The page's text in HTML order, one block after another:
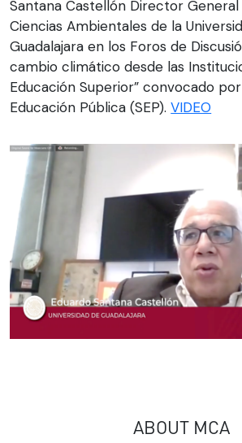
Santana Castellón Director
Ciencias Ambientales de la
Guadalajara en los Foros de
cambio climático desde las
Educación Superior” convocado
Educación Pública (SEP).VIDEO
ABOUT MCA